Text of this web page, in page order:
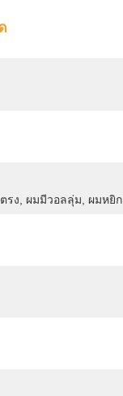
รง, ผมมีวอลลุ่ม, ผมหยิก